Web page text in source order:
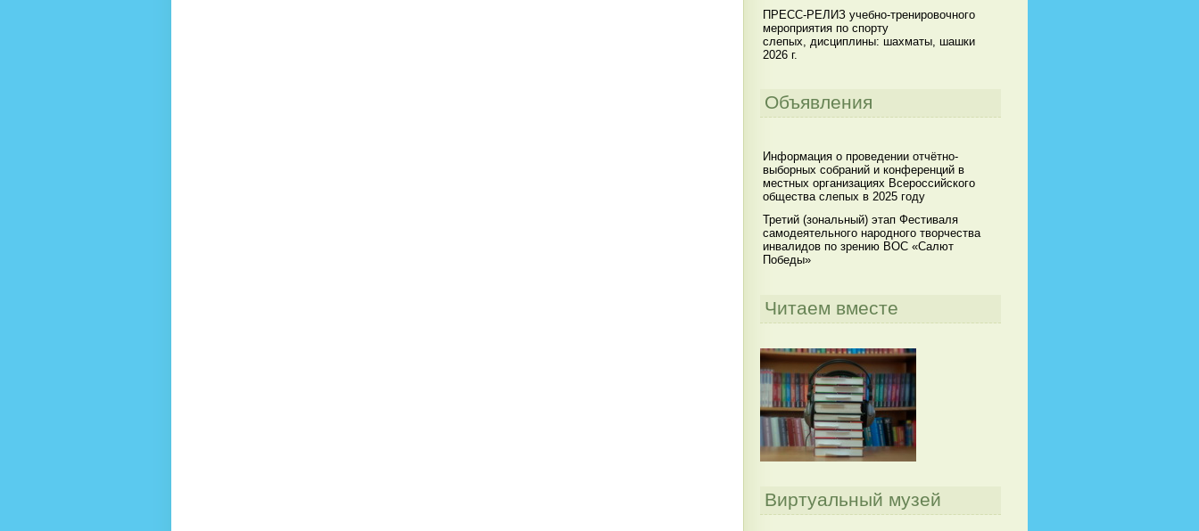
ПРЕСС-РЕЛИЗ учебно-тренировочного
мероприятия по спорту
слепых, дисциплины: шахматы, шашки
2026 г.
Объявления
Информация о проведении отчётно-
выборных собраний и конференций в
местных организациях Всероссийского
общества слепых в 2025 году
Третий (зональный) этап Фестиваля
самодеятельного народного творчества
инвалидов по зрению ВОС «Салют
Победы»
Читаем вместе
Виртуальный музей